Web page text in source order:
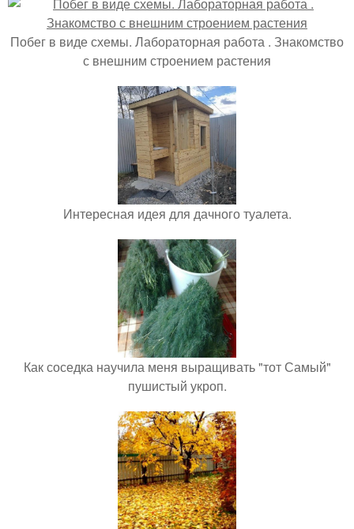
Побег в виде схемы. Лабораторная работа . Знакомство
с внешним строением растения
Интересная идея для дачного туалета.
Как соседка научила меня выращивать "тот Самый"
пушистый укроп.